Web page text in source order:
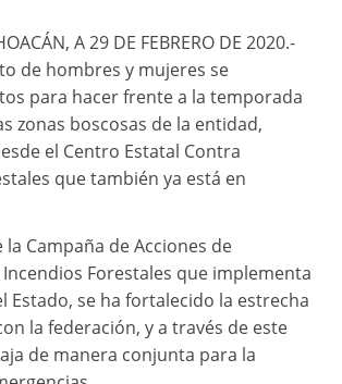
A 29 DE FEBRERO DE 2020.-
de hombres y mujeres se
para hacer frente a la temporada
zonas boscosas de la entidad,
el Centro Estatal Contra
que también ya está en
la Campaña de Acciones de
Forestales que implementa
Estado, se ha fortalecido la estrecha
la federación, y a través de este
de manera conjunta para la